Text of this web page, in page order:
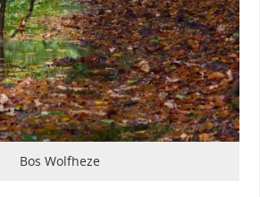
Bos Wolfheze